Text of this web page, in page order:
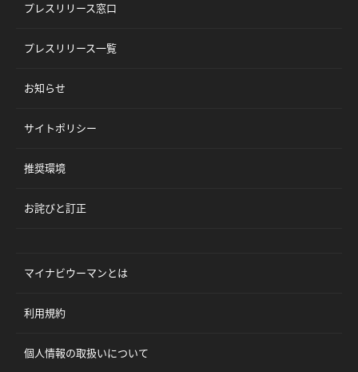
プレスリリース窓口
プレスリリース一覧
お知らせ
サイトポリシー
推奨環境
お詫びと訂正
マイナビウーマンとは
利用規約
個人情報の取扱いについて